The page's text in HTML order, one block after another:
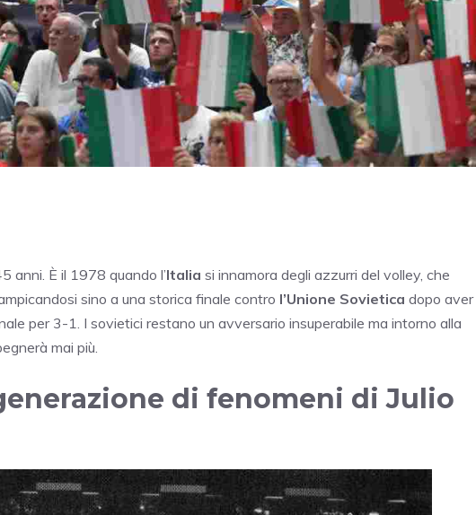
anni. È il 1978 quando l’Italia si innamora degli azzurri del volley, che
sino a una storica finale contro l’Unione Sovietica dopo aver
per 3-1. I sovietici restano un avversario insuperabile ma intorno alla
mai più.
di fenomeni di Julio